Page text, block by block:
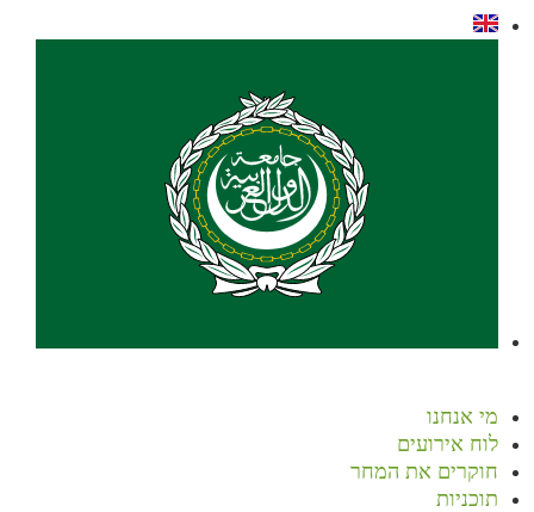
מי אנחנו
לוח אירועים
חוקרים את המחר
תוכניות